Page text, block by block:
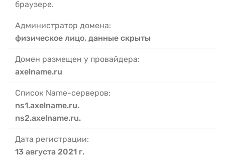
браузере.
Администратор домена:
физическое лицо, данные скрыты
Домен размещен у провайдера:
axelname.ru
Список Name-серверов:
ns1.axelname.ru.
ns2.axelname.ru.
Дата регистрации:
13 августа 2021 г.